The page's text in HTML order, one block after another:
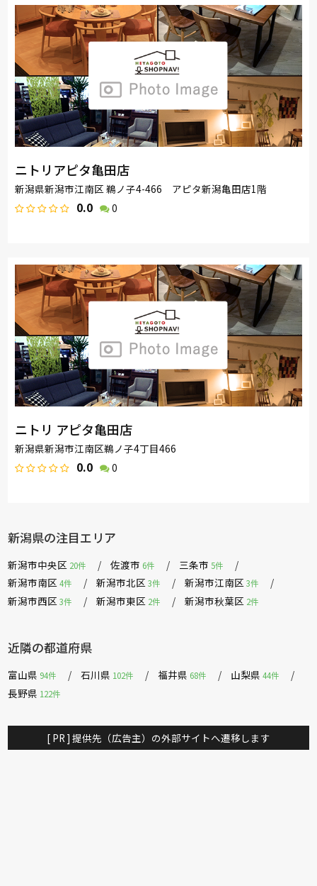
関家具 ASLEEP nishikawa(西川) 飛騨の家具 Sealy
SIMMONS 浜本工芸 冨士ファニチア ナガノインテリア
小島工芸 綾野製作所 ドリームベッド Serta TEMPUR
Stressless HTLワタリジャパン サンゲツ マルニ木工
ニトリアピタ亀田店
新潟県新潟市江南区 鵜ノ子4-466 アピタ新潟亀田店1階
0.0 0
ニトリ アピタ亀田店
新潟県新潟市江南区鵜ノ子4丁目466
0.0 0
新潟県の注目エリア
新潟市中央区 20件 佐渡市 6件 三条市5件
新潟市南区4件 新潟市北区3件 新潟市江南区3件
新潟市西区3件 新潟市東区 2件 新潟市秋葉区 2件
近隣の都道府県
富山県 94件 石川県 102件 福井県 68件 山梨県44件
長野県 122件
[ PR ] 提供先（広告主）の外部サイトへ遷移します